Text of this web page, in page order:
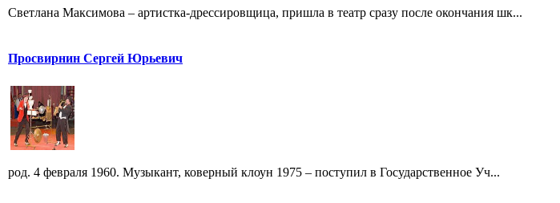
Светлана Максимова – артистка-дрессировщица, пришла в театр сразу после окончания шк...
Просвирнин Сергей Юрьевич
род. 4 февраля 1960. Музыкант, коверный клоун 1975 – поступил в Государственное Уч...